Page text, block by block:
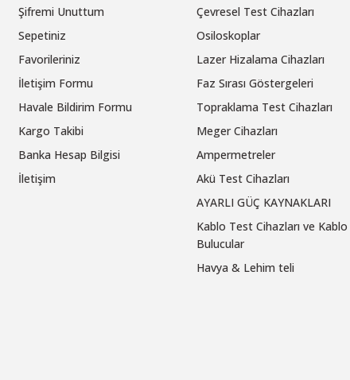
Şifremi Unuttum
Sepetiniz
Favorileriniz
İletişim Formu
Havale Bildirim Formu
Kargo Takibi
Banka Hesap Bilgisi
İletişim
Çevresel Test Cihazları
Osiloskoplar
Lazer Hizalama Cihazları
Faz Sırası Göstergeleri
Topraklama Test Cihazları
Meger Cihazları
Ampermetreler
Akü Test Cihazları
AYARLI GÜÇ KAYNAKLARI
Kablo Test Cihazları ve Kablo
Bulucular
Havya & Lehim teli